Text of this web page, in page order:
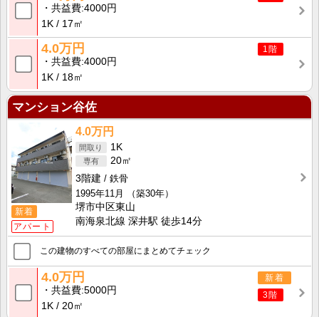
共益費 4000円
1K
17㎡
1階
4.0万円
共益費 4000円
1K
18㎡
マンション谷佐
新着
アパート
4.0万円
1K
20㎡
3階建
鉄骨
1995年11月
（築30年）
堺市中区東山
南海泉北線 深井駅 徒歩14分
この建物のすべての部屋にまとめてチェック
新着
3階
4.0万円
共益費 5000円
1K
20㎡